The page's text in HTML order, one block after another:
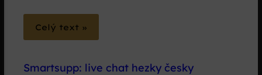
Celý text »
Smartsupp: live chat hezky česky